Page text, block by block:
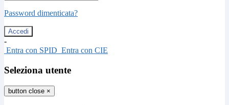
Password dimenticata?
-
Entra con SPID Entra con CIE
Seleziona utente
button close ×